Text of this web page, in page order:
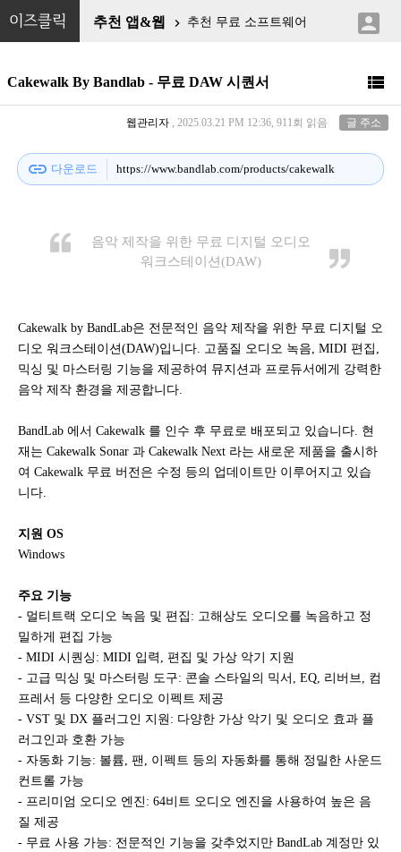
이즈클릭 추천 앱&웹  추천 무료 소프트웨어 
Cakewalk By Bandlab - 무료 DAW 시퀀서 
웹관리자 , 2025.03.21 PM 12:36, 911회 읽음 글 주소
link 다운로드 https://www.bandlab.com/products/cakewalk
음악 제작을 위한 무료 디지털 오디오
워크스테이션(DAW)
Cakewalk by BandLab은 전문적인 음악 제작을 위한 무료 디지털 오
디오 워크스테이션(DAW)입니다. 고품질 오디오 녹음, MIDI 편집,
믹싱 및 마스터링 기능을 제공하여 뮤지션과 프로듀서에게 강력한
음악 제작 환경을 제공합니다.
BandLab 에서 Cakewalk 를 인수 후 무료로 배포되고 있습니다. 현
재는 Cakewalk Sonar 과 Cakewalk Next 라는 새로운 제품을 출시하
여 Cakewalk 무료 버전은 수정 등의 업데이트만 이루어지고 있습
니다.
지원 OS
Windows
주요 기능
- 멀티트랙 오디오 녹음 및 편집: 고해상도 오디오를 녹음하고 정
밀하게 편집 가능
- MIDI 시퀀싱: MIDI 입력, 편집 및 가상 악기 지원
- 고급 믹싱 및 마스터링 도구: 콘솔 스타일의 믹서, EQ, 리버브, 컴
프레서 등 다양한 오디오 이펙트 제공
- VST 및 DX 플러그인 지원: 다양한 가상 악기 및 오디오 효과 플
러그인과 호환 가능
- 자동화 기능: 볼륨, 팬, 이펙트 등의 자동화를 통해 정밀한 사운드
컨트롤 가능
- 프리미엄 오디오 엔진: 64비트 오디오 엔진을 사용하여 높은 음
질 제공
- 무료 사용 가능: 전문적인 기능을 갖추었지만 BandLab 계정만 있